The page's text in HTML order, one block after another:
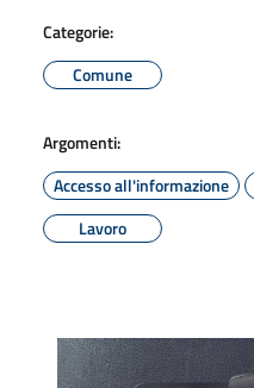
Categorie:
Comune
Argomenti:
Accesso all'informazione
Lavoro